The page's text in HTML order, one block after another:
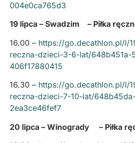
004e0ca765d3
19 lipca – Swadzim – Piłka
16.00 – https://go.decathlon.pl/l/
reczna-dzieci-3-6-lat/
406f17880415
16.30 – https://go.decathlon.pl/l/
reczna-dzieci-7-10-lat/
2ea3ce46fef7
20 lipca – Winogrady – Piłka